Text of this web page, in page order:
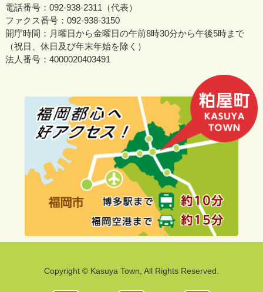
電話番号：092-938-2311（代表）
ファクス番号：092-938-3150
開庁時間：月曜日から金曜日の午前8時30分から午後5時まで
（祝日、休日及び年末年始を除く）
法人番号：4000020403491
Copyright © Kasuya Town, All Rights Reserved.